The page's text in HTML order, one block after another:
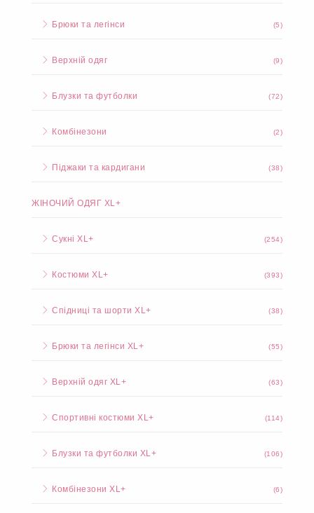
Брюки та легінси (5)
Верхній одяг (9)
Блузки та футболки (72)
Комбінезони (2)
Піджаки та кардигани (38)
ЖІНОЧИЙ ОДЯГ XL+
Сукні XL+ (254)
Костюми XL+ (393)
Спідниці та шорти XL+ (38)
Брюки та легінси XL+ (55)
Верхній одяг XL+ (63)
Спортивні костюми XL+ (114)
Блузки та футболки XL+ (106)
Комбінезони XL+ (6)